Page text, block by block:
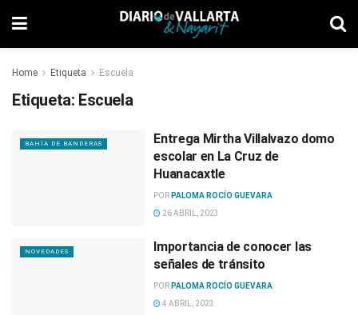
Home Etiqueta Escuela
Etiqueta: Escuela
BAHÍA DE BANDERAS
Entrega Mirtha Villalvazo domo
escolar en La Cruz de
Huanacaxtle
POR PALOMA ROCÍO GUEVARA
26 ABRIL, 2023
NOVEDADES
Importancia de conocer las
señales de tránsito
POR PALOMA ROCÍO GUEVARA
4 ABRIL, 2023